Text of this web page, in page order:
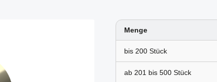
Menge
bis 200
ab 201 bis 500